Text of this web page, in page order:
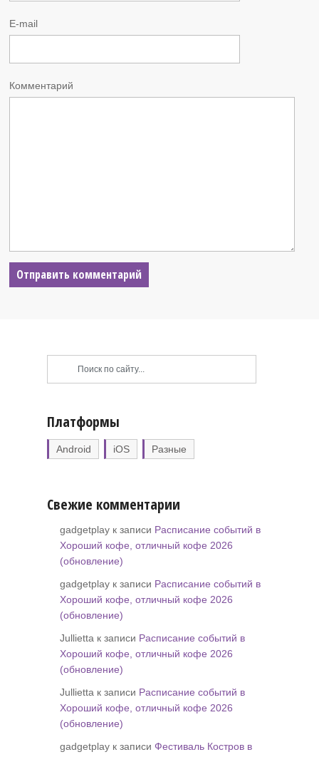
E-mail
Комментарий
Платформы
Android iOS Разные
Свежие комментарии
gadgetplay к записи Расписание событий в
Хороший кофе, отличный кофе 2026
(обновление)
gadgetplay к записи Расписание событий в
Хороший кофе, отличный кофе 2026
(обновление)
Jullietta к записи Расписание событий в
Хороший кофе, отличный кофе 2026
(обновление)
Jullietta к записи Расписание событий в
Хороший кофе, отличный кофе 2026
(обновление)
gadgetplay к записи Фестиваль Костров в